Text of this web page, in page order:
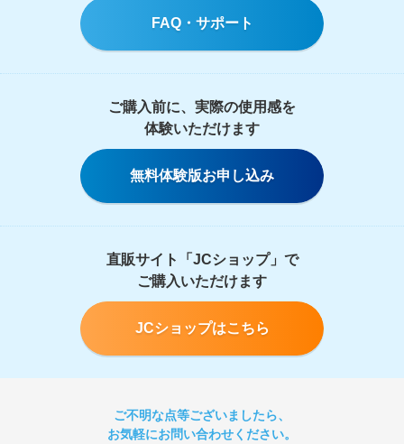
FAQ・サポート
ご購入前に、実際の使用感を
体験いただけます
無料体験版お申し込み
直販サイト「JCショップ」で
ご購入いただけます
JCショップはこちら
ご不明な点等ございましたら、
お気軽にお問い合わせください。